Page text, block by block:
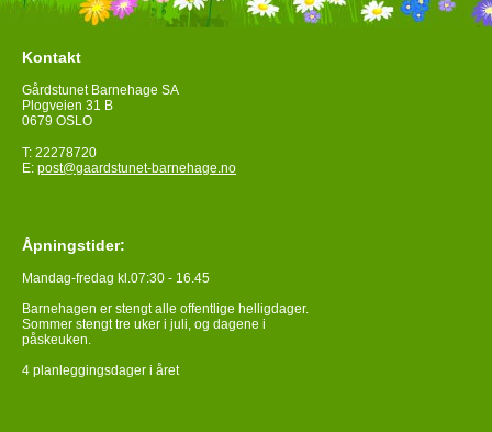
Kontakt
Gårdstunet Barnehage SA
Plogveien 31 B
0679 OSLO
T: 22278720
E: post@gaardstunet-barnehage.no
Åpningstider:
Mandag-fredag kl.07:30 - 16.45
Barnehagen er stengt alle offentlige helligdager.
Sommer stengt tre uker i juli, og dagene i
påskeuken.
4 planleggingsdager i året